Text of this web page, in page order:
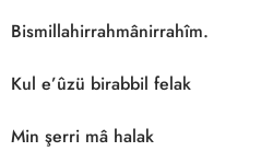
Bismillahirrahmânirrahîm.
Kul e’ûzü birabbil felak
Min şerri mâ halak